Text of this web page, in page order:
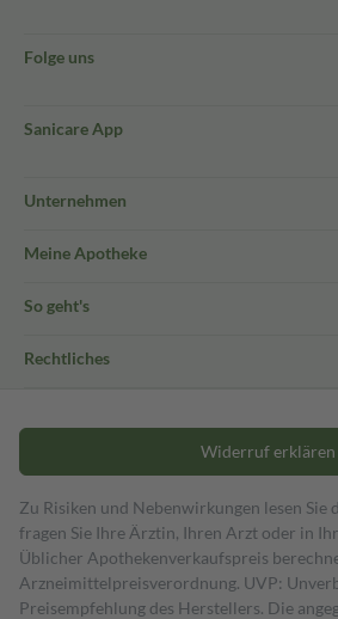
Folge uns
Sanicare App
Unternehmen
Meine Apotheke
So geht's
Rechtliches
Widerruf erklären
Zu Risiken und Nebenwirkungen lesen Sie
fragen Sie Ihre Ärztin, Ihren Arzt oder in
Üblicher Apothekenverkaufspreis
Arzneimittelpreisverordnung. UVP:
Preisempfehlung des Herstellers. Die